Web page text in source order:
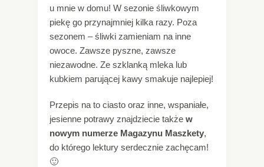
u mnie w domu! W sezonie śliwkowym
piekę go przynajmniej kilka razy. Poza
sezonem – śliwki zamieniam na inne
owoce. Zawsze pyszne, zawsze
niezawodne. Ze szklanką mleka lub
kubkiem parującej kawy smakuje najlepiej!
Przepis na to ciasto oraz inne, wspaniałe,
jesienne potrawy znajdziecie także w
nowym numerze Magazynu Maszkety,
do którego lektury serdecznie zachęcam!
🙂